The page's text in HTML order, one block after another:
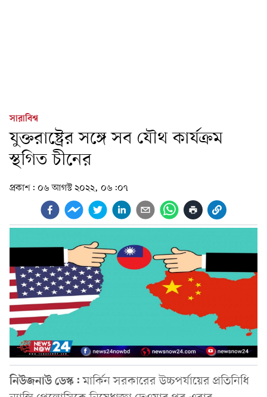
সারাবিশ্ব
যুক্তরাষ্ট্রের সঙ্গে সব যৌথ কার্যক্রম
স্থগিত চীনের
প্রকাশ: ০৬ আগস্ট ২০২২, ০৬:০৭
নিউজনাউ ডেস্ক:মার্কিন সরকারের উচ্চপর্যায়ের প্রতিনিধি